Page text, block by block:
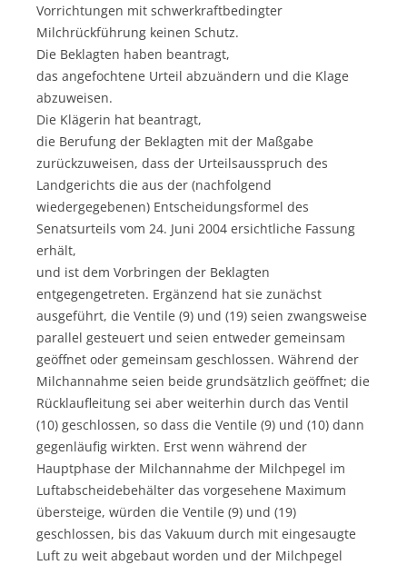
Vorrichtungen mit schwerkraftbedingter
Milchrückführung keinen Schutz.
Die Beklagten haben beantragt,
das angefochtene Urteil abzuändern und die Klage
abzuweisen.
Die Klägerin hat beantragt,
die Berufung der Beklagten mit der Maßgabe
zurückzuweisen, dass der Urteilsausspruch des
Landgerichts die aus der (nachfolgend
wiedergegebenen) Entscheidungsformel des
Senatsurteils vom 24. Juni 2004 ersichtliche Fassung
erhält,
und ist dem Vorbringen der Beklagten
entgegengetreten. Ergänzend hat sie zunächst
ausgeführt, die Ventile (9) und (19) seien zwangsweise
parallel gesteuert und seien entweder gemeinsam
geöffnet oder gemeinsam geschlossen. Während der
Milchannahme seien beide grundsätzlich geöffnet; die
Rücklaufleitung sei aber weiterhin durch das Ventil
(10) geschlossen, so dass die Ventile (9) und (10) dann
gegenläufig wirkten. Erst wenn während der
Hauptphase der Milchannahme der Milchpegel im
Luftabscheidebehälter das vorgesehene Maximum
übersteige, würden die Ventile (9) und (19)
geschlossen, bis das Vakuum durch mit eingesaugte
Luft zu weit abgebaut worden und der Milchpegel